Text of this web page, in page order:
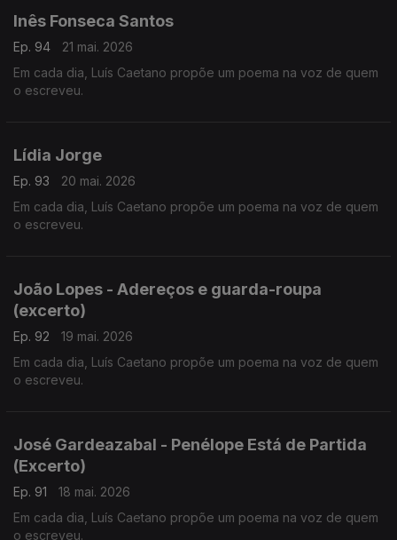
Inês Fonseca Santos
Ep. 94
21 mai. 2026
Em cada dia, Luís Caetano propõe um poema na voz de quem
o escreveu.
Lídia Jorge
Ep. 93
20 mai. 2026
Em cada dia, Luís Caetano propõe um poema na voz de quem
o escreveu.
João Lopes - Adereços e guarda-roupa
(excerto)
Ep. 92
19 mai. 2026
Em cada dia, Luís Caetano propõe um poema na voz de quem
o escreveu.
José Gardeazabal - Penélope Está de Partida
(Excerto)
Ep. 91
18 mai. 2026
Em cada dia, Luís Caetano propõe um poema na voz de quem
o escreveu.